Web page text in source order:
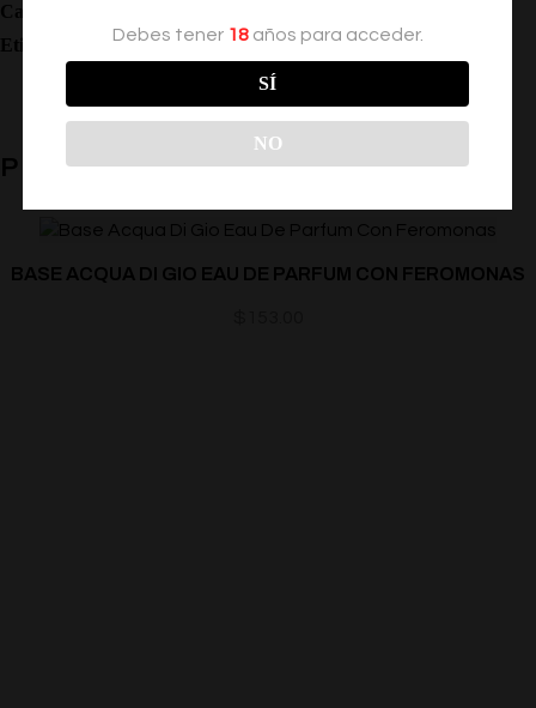
Categoría:
Etiquetas: Feromonas, Locion , Perfumes, Atraccion
PRODUCTOS RELACIONADOS
BASE ACQUA DI GIO EAU DE PARFUM CON FEROMONAS
Debes tener 18años para acceder.
SÍ
NO